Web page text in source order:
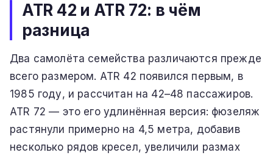
ATR 42 и ATR 72: в чём
разница
Два самолёта семейства различаются прежде
всего размером. ATR 42 появился первым, в
1985 году, и рассчитан на 42–48 пассажиров.
ATR 72 — это его удлинённая версия: фюзеляж
растянули примерно на 4,5 метра, добавив
несколько рядов кресел, увеличили размах